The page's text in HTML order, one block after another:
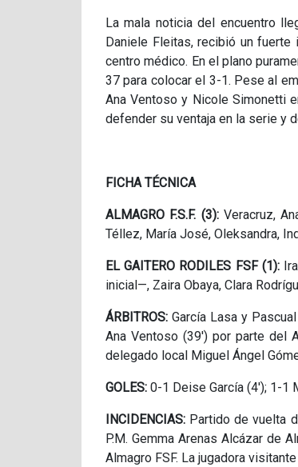
La mala noticia del encuentro
Daniele Fleitas, recibió un
centro médico. En el plano
37 para colocar el 3-1. Pese al
Ana Ventoso y Nicole Simonetti
defender su ventaja en la serie y
FICHA TÉCNICA
ALMAGRO F.S.F. (3):Veracruz,
Téllez, María José, Oleksandra,
EL GAITERO RODILES FSF (1):
inicial—, Zaira Obaya, Clara
ÁRBITROS: García Lasa y
Ana Ventoso (39') por parte del
delegado local Miguel Ángel
GOLES: 0-1 Deise García (4'); 1-1
INCIDENCIAS: Partido de vuelta
P.M. Gemma Arenas Alcázar de
Almagro FSF. La jugadora